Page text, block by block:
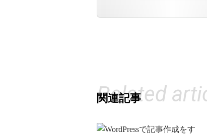
関連記事
Related